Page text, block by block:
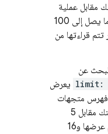
مقابل عملية
قراءة واحدة لكل مجموعة تضم ما يصل إلى 100
قراءتها من
عن
limit: يعرض
1,550 إدخال فهرس متجهات
لأقرب جار، يتم تحصيل رسوم منك مقابل 5
عمليات قراءة للمستندات التي تم عرضها و16